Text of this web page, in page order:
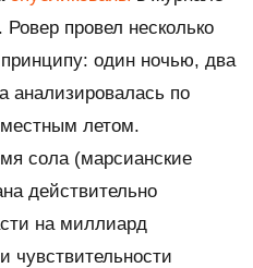
. Ровер провел несколько
один ночью, два
по
летом.
сола (марсианские
действительно
на миллиард
чувствительности